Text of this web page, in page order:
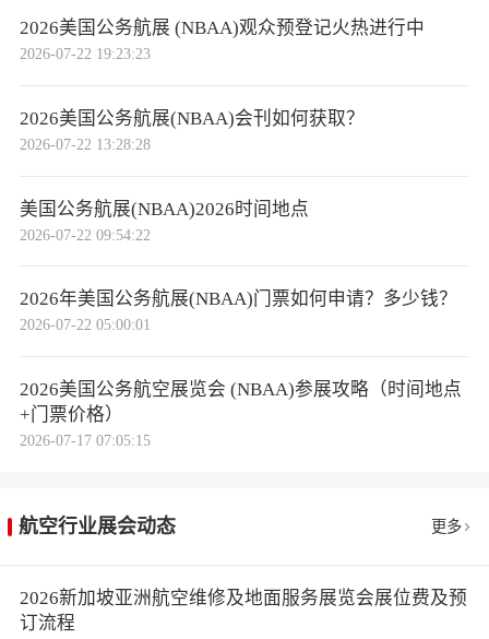
2026美国公务航展 (NBAA)观众预登记火热进行中
2026-07-22 19:23:23
2026美国公务航展(NBAA)会刊如何获取？
2026-07-22 13:28:28
美国公务航展(NBAA)2026时间地点
2026-07-22 09:54:22
2026年美国公务航展(NBAA)门票如何申请？多少钱？
2026-07-22 05:00:01
2026美国公务航空展览会 (NBAA)参展攻略（时间地点
+门票价格）
2026-07-17 07:05:15
航空行业展会动态 更多
2026新加坡亚洲航空维修及地面服务展览会展位费及预
订流程